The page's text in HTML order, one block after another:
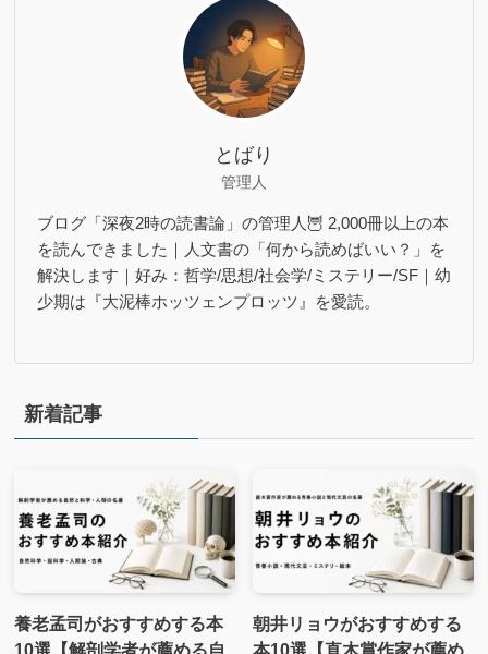
とばり
管理人
ブログ「深夜2時の読書論」の管理人🦉 2,000冊以上の本
を読んできました｜人文書の「何から読めばいい？」を
解決します｜好み：哲学/思想/社会学/ミステリー/SF｜幼
少期は『大泥棒ホッツェンプロッツ』を愛読。
新着記事
養老孟司がおすすめする本
10選【解剖学者が薦める自
朝井リョウがおすすめする
本10選【直木賞作家が薦め